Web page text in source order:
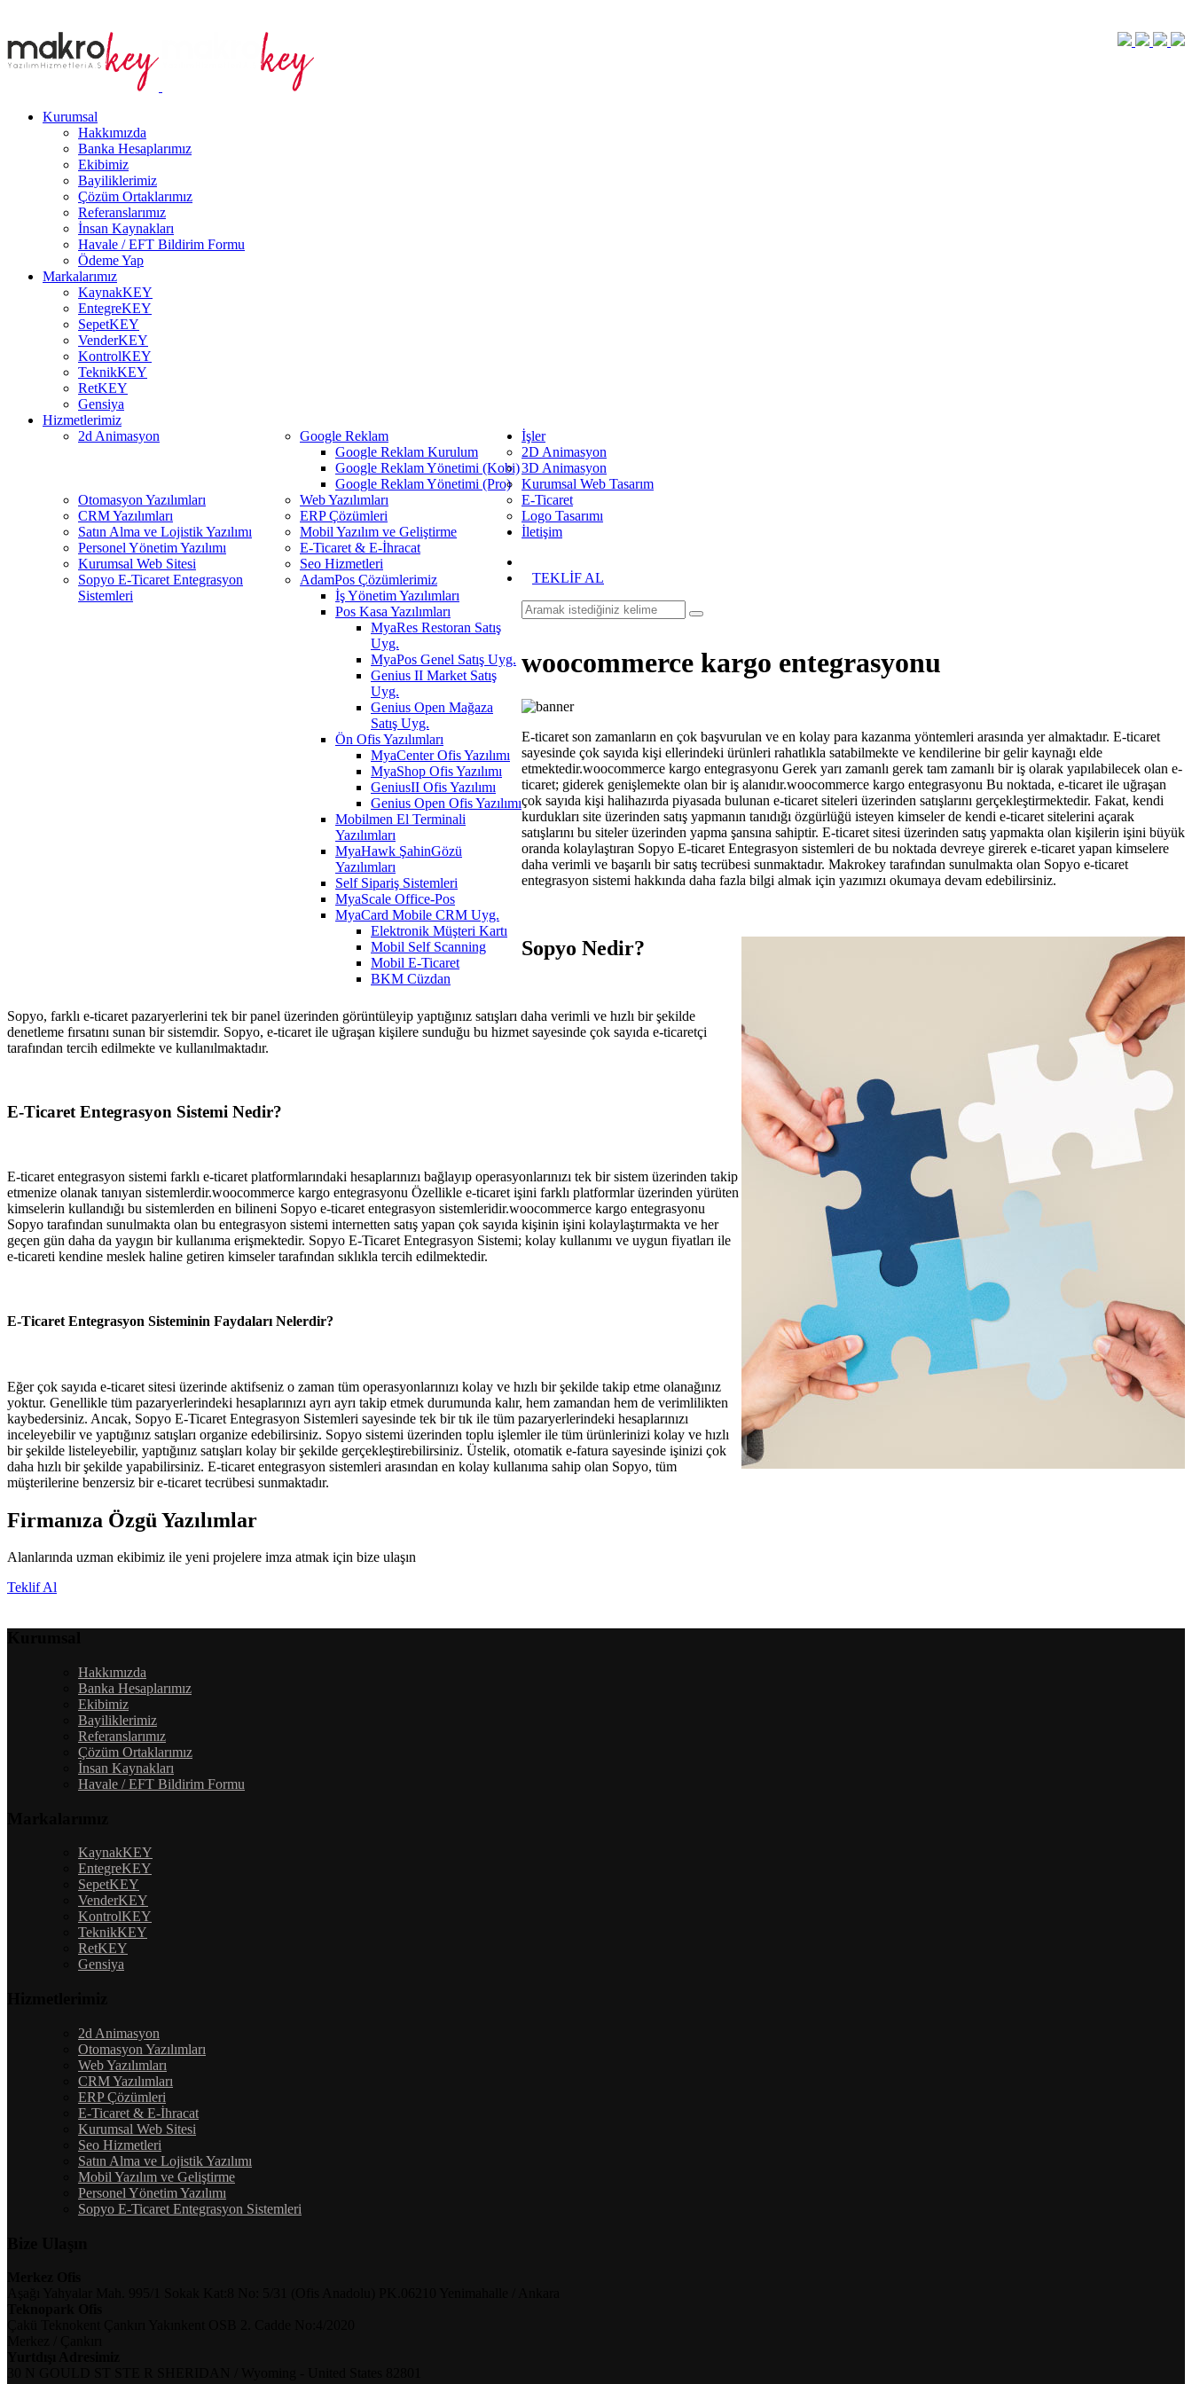
Kurumsal
Hakkımızda
Banka Hesaplarımız
Ekibimiz
Bayiliklerimiz
Çözüm Ortaklarımız
Referanslarımız
İnsan Kaynakları
Havale / EFT Bildirim Formu
Ödeme Yap
Markalarımız
KaynakKEY
EntegreKEY
SepetKEY
VenderKEY
KontrolKEY
TeknikKEY
RetKEY
Gensiya
Hizmetlerimiz
2d Animasyon
Google Reklam
Google Reklam Kurulum
Google Reklam Yönetimi (Kobi)
Google Reklam Yönetimi (Pro)
Otomasyon Yazılımları
Web Yazılımları
CRM Yazılımları
ERP Çözümleri
Satın Alma ve Lojistik Yazılımı
Mobil Yazılım ve Geliştirme
Personel Yönetim Yazılımı
E-Ticaret & E-İhracat
Kurumsal Web Sitesi
Seo Hizmetleri
Sopyo E-Ticaret Entegrasyon
Sistemleri
AdamPos Çözümlerimiz
İş Yönetim Yazılımları
Pos Kasa Yazılımları
MyaRes Restoran Satış
Uyg.
MyaPos Genel Satış Uyg.
Genius II Market Satış
Uyg.
Genius Open Mağaza
Satış Uyg.
Ön Ofis Yazılımları
MyaCenter Ofis Yazılımı
MyaShop Ofis Yazılımı
GeniusII Ofis Yazılımı
Genius Open Ofis Yazılımı
Mobilmen El Terminali
Yazılımları
MyaHawk ŞahinGözü
Yazılımları
Self Sipariş Sistemleri
MyaScale Office-Pos
MyaCard Mobile CRM Uyg.
Elektronik Müşteri Kartı
Mobil Self Scanning
Mobil E-Ticaret
BKM Cüzdan
İşler
2D Animasyon
3D Animasyon
Kurumsal Web Tasarım
E-Ticaret
Logo Tasarımı
İletişim
TEKLİF AL
woocommerce kargo entegrasyonu
E-ticaret son zamanların en çok başvurulan ve en kolay para kazanma yöntemleri arasında yer almaktadır. E-ticaret
sayesinde çok sayıda kişi ellerindeki ürünleri rahatlıkla satabilmekte ve kendilerine bir gelir kaynağı elde
etmektedir.woocommerce kargo entegrasyonu Gerek yarı zamanlı gerek tam zamanlı bir iş olarak yapılabilecek olan e-
ticaret; giderek genişlemekte olan bir iş alanıdır.woocommerce kargo entegrasyonu Bu noktada, e-ticaret ile uğraşan
çok sayıda kişi halihazırda piyasada bulunan e-ticaret siteleri üzerinden satışlarını gerçekleştirmektedir. Fakat, kendi
kurdukları site üzerinden satış yapmanın tanıdığı özgürlüğü isteyen kimseler de kendi e-ticaret sitelerini açarak
satışlarını bu siteler üzerinden yapma şansına sahiptir. E-ticaret sitesi üzerinden satış yapmakta olan kişilerin işini büyük
oranda kolaylaştıran Sopyo E-ticaret Entegrasyon sistemleri de bu noktada devreye girerek e-ticaret yapan kimselere
daha verimli ve başarılı bir satış tecrübesi sunmaktadır. Makrokey tarafından sunulmakta olan Sopyo e-ticaret
entegrasyon sistemi hakkında daha fazla bilgi almak için yazımızı okumaya devam edebilirsiniz.
Sopyo Nedir?
Sopyo, farklı e-ticaret pazaryerlerini tek bir panel üzerinden görüntüleyip yaptığınız satışları daha verimli ve hızlı bir şekilde
denetleme fırsatını sunan bir sistemdir. Sopyo, e-ticaret ile uğraşan kişilere sunduğu bu hizmet sayesinde çok sayıda e-ticaretçi
tarafından tercih edilmekte ve kullanılmaktadır.
E-Ticaret Entegrasyon Sistemi Nedir?
E-ticaret entegrasyon sistemi farklı e-ticaret platformlarındaki hesaplarınızı bağlayıp operasyonlarınızı tek bir sistem üzerinden takip
etmenize olanak tanıyan sistemlerdir.woocommerce kargo entegrasyonu Özellikle e-ticaret işini farklı platformlar üzerinden yürüten
kimselerin kullandığı bu sistemlerden en bilineni Sopyo e-ticaret entegrasyon sistemleridir.woocommerce kargo entegrasyonu
Sopyo tarafından sunulmakta olan bu entegrasyon sistemi internetten satış yapan çok sayıda kişinin işini kolaylaştırmakta ve her
geçen gün daha da yaygın bir kullanıma erişmektedir. Sopyo E-Ticaret Entegrasyon Sistemi; kolay kullanımı ve uygun fiyatları ile
e-ticareti kendine meslek haline getiren kimseler tarafından sıklıkla tercih edilmektedir.
E-Ticaret Entegrasyon Sisteminin Faydaları Nelerdir?
Eğer çok sayıda e-ticaret sitesi üzerinde aktifseniz o zaman tüm operasyonlarınızı kolay ve hızlı bir şekilde takip etme olanağınız
yoktur. Genellikle tüm pazaryerlerindeki hesaplarınızı ayrı ayrı takip etmek durumunda kalır, hem zamandan hem de verimlilikten
kaybedersiniz. Ancak, Sopyo E-Ticaret Entegrasyon Sistemleri sayesinde tek bir tık ile tüm pazaryerlerindeki hesaplarınızı
inceleyebilir ve yaptığınız satışları organize edebilirsiniz. Sopyo sistemi üzerinden toplu işlemler ile tüm ürünlerinizi kolay ve hızlı
bir şekilde listeleyebilir, yaptığınız satışları kolay bir şekilde gerçekleştirebilirsiniz. Üstelik, otomatik e-fatura sayesinde işinizi çok
daha hızlı bir şekilde yapabilirsiniz. E-ticaret entegrasyon sistemleri arasından en kolay kullanıma sahip olan Sopyo, tüm
müşterilerine benzersiz bir e-ticaret tecrübesi sunmaktadır.
Firmanıza Özgü Yazılımlar
Alanlarında uzman ekibimiz ile yeni projelere imza atmak için bize ulaşın
Teklif Al
Hakkımızda
Banka Hesaplarımız
Ekibimiz
Bayiliklerimiz
Referanslarımız
Çözüm Ortaklarımız
İnsan Kaynakları
Havale / EFT Bildirim Formu
KaynakKEY
EntegreKEY
SepetKEY
VenderKEY
KontrolKEY
TeknikKEY
RetKEY
Gensiya
2d Animasyon
Otomasyon Yazılımları
Web Yazılımları
CRM Yazılımları
ERP Çözümleri
E-Ticaret & E-İhracat
Kurumsal Web Sitesi
Seo Hizmetleri
Satın Alma ve Lojistik Yazılımı
Mobil Yazılım ve Geliştirme
Personel Yönetim Yazılımı
Sopyo E-Ticaret Entegrasyon Sistemleri